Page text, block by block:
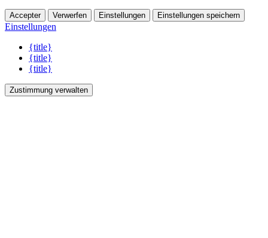
Accepter Verwerfen Einstellungen Einstellungen speichern
Einstellungen
{title}
{title}
{title}
Zustimmung verwalten